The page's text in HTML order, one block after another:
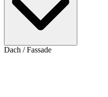
Dach / Fassade